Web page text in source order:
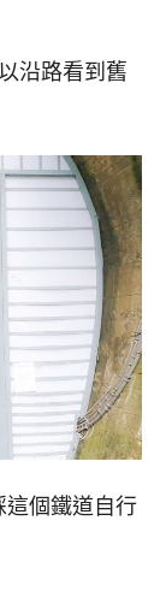
沿路看到舊
個鐵道自行